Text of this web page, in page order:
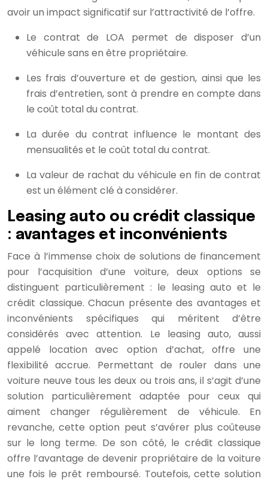
avoir un impact significatif sur l’attractivité de l’offre.
Le contrat de LOA permet de disposer d’un
véhicule sans en être propriétaire.
Les frais d’ouverture et de gestion, ainsi que les
frais d’entretien, sont à prendre en compte dans
le coût total du contrat.
La durée du contrat influence le montant des
mensualités et le coût total du contrat.
La valeur de rachat du véhicule en fin de contrat
est un élément clé à considérer.
Leasing auto ou crédit classique
: avantages et inconvénients
Face à l’immense choix de solutions de financement
pour l’acquisition d’une voiture, deux options se
distinguent particulièrement : le leasing auto et le
crédit classique. Chacun présente des avantages et
inconvénients spécifiques qui méritent d’être
considérés avec attention. Le leasing auto, aussi
appelé location avec option d’achat, offre une
flexibilité accrue. Permettant de rouler dans une
voiture neuve tous les deux ou trois ans, il s’agit d’une
solution particulièrement adaptée pour ceux qui
aiment changer régulièrement de véhicule. En
revanche, cette option peut s’avérer plus coûteuse
sur le long terme. De son côté, le crédit classique
offre l’avantage de devenir propriétaire de la voiture
une fois le prêt remboursé. Toutefois, cette solution